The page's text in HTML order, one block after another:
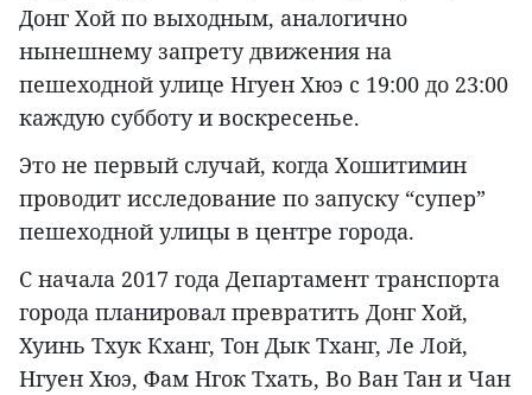
Донг Хой по выходным, аналогично
нынешнему запрету движения на
пешеходной улице Нгуен Хюэ с 19:00 до 23:00
каждую субботу и воскресенье.
Это не первый случай, когда Хошитимин
проводит исследование по запуску “супер”
пешеходной улицы в центре города.
С начала 2017 года Департамент транспорта
города планировал превратить Донг Хой,
Хуинь Тхук Кханг, Тон Дык Тханг, Ле Лой,
Нгуен Хюэ, Фам Нгок Тхать, Во Ван Тан и Чан